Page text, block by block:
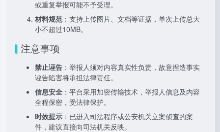
或重复举报可能不予受理。
材料规范 ：支持上传图片、文档等证据，单次上传总大
小不超过10MB。
注意事项
禁止诬告 ：举报人须对内容真实性负责，故意捏造事实
诬告陷害将承担法律责任。
信息安全 ：平台采用加密传输技术，举报人信息及内容
全程保密，受法律保护。
时效提示 ：已进入司法程序或公安机关立案侦查的案
件，建议直接向司法机关反映。